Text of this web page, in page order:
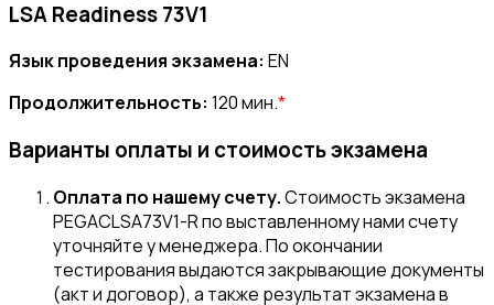
LSA Readiness 73V1
Язык проведения экзамена: EN
Продолжительность: 120 мин.*
Варианты оплаты и стоимость экзамена
Оплата по нашему счету.Стоимость экзамена
PEGACLSA73V1-R по выставленному нами счету
уточняйте у менеджера. По окончании
тестирования выдаются закрывающие документы
(акт и договор), а также результат экзамена в